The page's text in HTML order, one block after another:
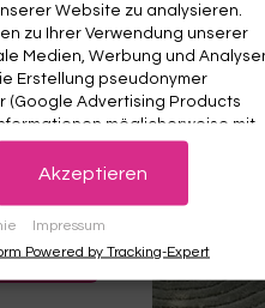
Esprit Teppich 170x240 Lila
ESPRIT
€639,00 €222,00 65% gespart
Website zu analysieren.
zu Ihrer Verwendung unserer
Medien, Werbung und
Erstellung pseudonymer
(Google Advertising Products
möglicherweise mit
bereitgestellt haben (bspw.
oder welche sie im Rahmen
Sie auf den Datenschutz-
entsprechenden Anpassungen
Impressum
Akzeptieren
Powered by Tracking-Expert
gemäß unserer
gültig – auch bei